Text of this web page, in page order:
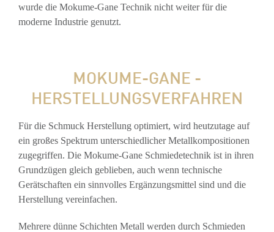
wurde die Mokume-Gane Technik nicht weiter für die
moderne Industrie genutzt.
MOKUME-GANE -
HERSTELLUNGSVERFAHREN
Für die Schmuck Herstellung optimiert, wird heutzutage auf
ein großes Spektrum unterschiedlicher Metallkompositionen
zugegriffen. Die Mokume-Gane Schmiedetechnik ist in ihren
Grundzügen gleich geblieben, auch wenn technische
Gerätschaften ein sinnvolles Ergänzungsmittel sind und die
Herstellung vereinfachen.
Mehrere dünne Schichten Metall werden durch Schmieden